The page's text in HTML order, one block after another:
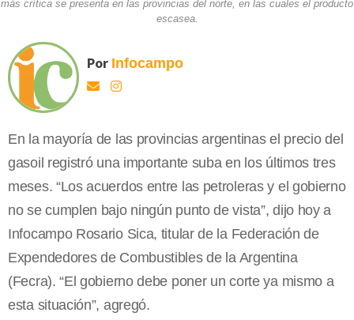
más crítica se presenta en las provincias del norte, en las cuales el producto
escasea.
Por Infocampo
En la mayoría de las provincias argentinas el precio del
gasoil registró una importante suba en los últimos tres
meses. “Los acuerdos entre las petroleras y el gobierno
no se cumplen bajo ningún punto de vista”, dijo hoy a
Infocampo Rosario Sica, titular de la Federación de
Expendedores de Combustibles de la Argentina
(Fecra). “El gobierno debe poner un corte ya mismo a
esta situación”, agregó.